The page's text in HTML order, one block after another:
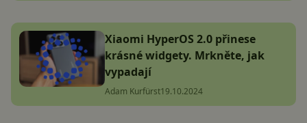
Xiaomi HyperOS 2.0 přinese
krásné widgety. Mrkněte, jak
vypadají
Adam Kurfürst19.10.2024